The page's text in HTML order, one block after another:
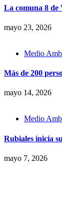
La comuna 8 de
mayo 23, 2026
Medio
Más de 200
mayo 14, 2026
Medio
Rubiales inicia
mayo 7, 2026